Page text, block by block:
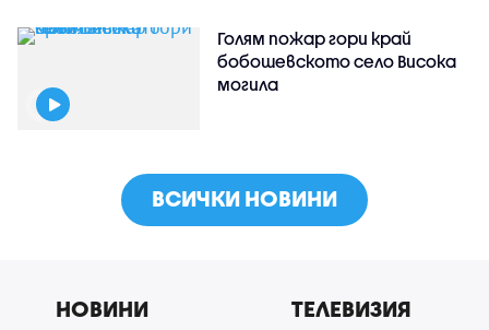
Голям пожар гори край
бобошевското село Висока
могила
ВСИЧКИ НОВИНИ
НОВИНИ ТЕЛЕВИЗИЯ